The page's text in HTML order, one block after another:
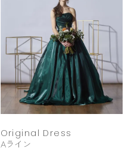
Original Dress
Aライン